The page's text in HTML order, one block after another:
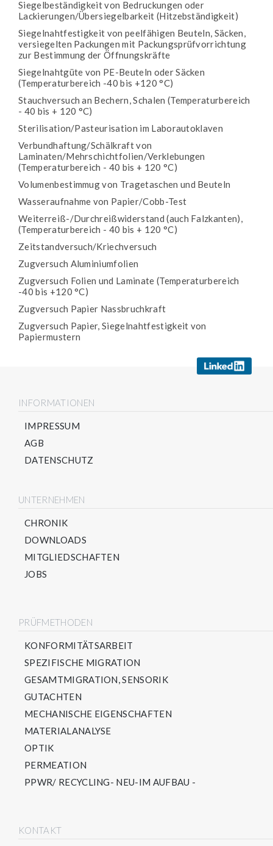
Siegelbeständigkeit von Bedruckungen oder
Lackierungen/Übersiegelbarkeit (Hitzebständigkeit)
Siegelnahtfestigkeit von peelfähigen Beuteln, Säcken,
versiegelten Packungen mit Packungsprüfvorrichtung
zur Bestimmung der Öffnungskräfte
Siegelnahtgüte von PE-Beuteln oder Säcken
(Temperaturbereich -40 bis +120 °C)
Stauchversuch an Bechern, Schalen (Temperaturbereich
- 40 bis + 120 °C)
Sterilisation/Pasteurisation im Laborautoklaven
Verbundhaftung/Schälkraft von
Laminaten/Mehrschichtfolien/Verklebungen
(Temperaturbereich - 40 bis + 120 °C)
Volumenbestimmug von Tragetaschen und Beuteln
Wasseraufnahme von Papier/Cobb-Test
Weiterreiß-/Durchreißwiderstand (auch Falzkanten),
(Temperaturbereich - 40 bis + 120 °C)
Zeitstandversuch/Kriechversuch
Zugversuch Aluminiumfolien
Zugversuch Folien und Laminate (Temperaturbereich
-40 bis +120 °C)
Zugversuch Papier Nassbruchkraft
Zugversuch Papier, Siegelnahtfestigkeit von
Papiermustern
INFORMATIONEN
IMPRESSUM
AGB
DATENSCHUTZ
UNTERNEHMEN
CHRONIK
DOWNLOADS
MITGLIEDSCHAFTEN
JOBS
PRÜFMETHODEN
KONFORMITÄTSARBEIT
SPEZIFISCHE MIGRATION
GESAMTMIGRATION, SENSORIK
GUTACHTEN
MECHANISCHE EIGENSCHAFTEN
MATERIALANALYSE
OPTIK
PERMEATION
PPWR/ RECYCLING- NEU-IM AUFBAU -
KONTAKT